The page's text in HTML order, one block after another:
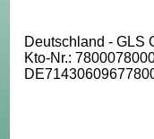
Deutschland - GLS
Kto-Nr.: